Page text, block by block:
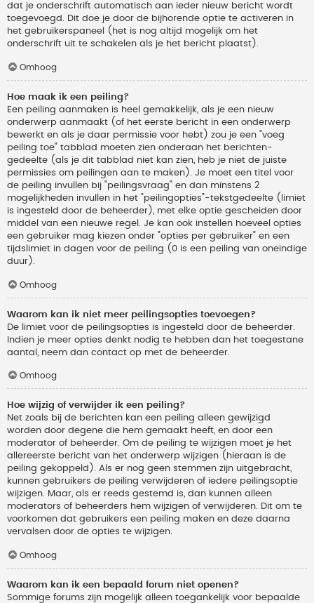
dat je onderschrift automatisch aan ieder nieuw bericht wordt
toegevoegd. Dit doe je door de bijhorende optie te activeren in
het gebruikerspaneel (het is nog altijd mogelijk om het
onderschrift uit te schakelen als je het bericht plaatst).
Omhoog
Hoe maak ik een peiling?
Een peiling aanmaken is heel gemakkelijk, als je een nieuw
onderwerp aanmaakt (of het eerste bericht in een onderwerp
bewerkt en als je daar permissie voor hebt) zou je een "voeg
peiling toe" tabblad moeten zien onderaan het berichten-
gedeelte (als je dit tabblad niet kan zien, heb je niet de juiste
permissies om peilingen aan te maken). Je moet een titel voor
de peiling invullen bij "peilingsvraag" en dan minstens 2
mogelijkheden invullen in het "peilingopties"-tekstgedeelte (limiet
is ingesteld door de beheerder), met elke optie gescheiden door
middel van een nieuwe regel. Je kan ook instellen hoeveel opties
een gebruiker mag kiezen onder "opties per gebruiker" en een
tijdslimiet in dagen voor de peiling (0 is een peiling van oneindige
duur).
Omhoog
Waarom kan ik niet meer peilingsopties toevoegen?
De limiet voor de peilingsopties is ingesteld door de beheerder.
Indien je meer opties denkt nodig te hebben dan het toegestane
aantal, neem dan contact op met de beheerder.
Omhoog
Hoe wijzig of verwijder ik een peiling?
Net zoals bij de berichten kan een peiling alleen gewijzigd
worden door degene die hem gemaakt heeft, en door een
moderator of beheerder. Om de peiling te wijzigen moet je het
allereerste bericht van het onderwerp wijzigen (hieraan is de
peiling gekoppeld). Als er nog geen stemmen zijn uitgebracht,
kunnen gebruikers de peiling verwijderen of iedere peilingsoptie
wijzigen. Maar, als er reeds gestemd is, dan kunnen alleen
moderators of beheerders hem wijzigen of verwijderen. Dit om te
voorkomen dat gebruikers een peiling maken en deze daarna
vervalsen door de opties te wijzigen.
Omhoog
Waarom kan ik een bepaald forum niet openen?
Sommige forums zijn mogelijk alleen toegankelijk voor bepaalde